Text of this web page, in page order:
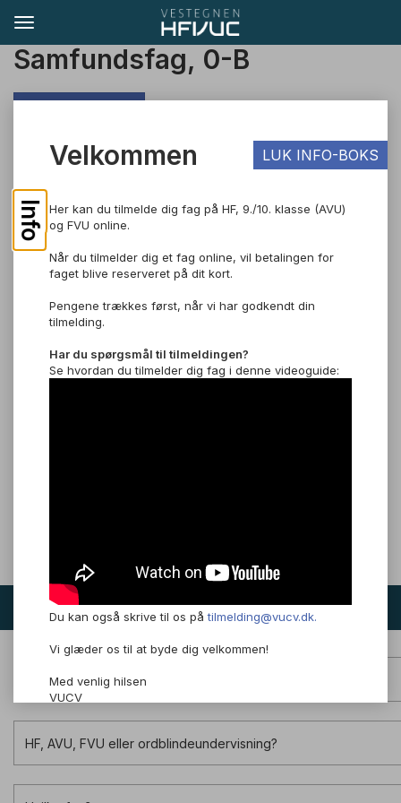
Samfundsfag, 0-B
Pris: DKK 550,00
Om faget
Samfundsfag 0-B handler om danske og internationale
samfundsforhold. Du bliver klædt på, til at have en forståelse
for samfundet, så du kan forholde dig til samfundsudviklingen
Læs mere om faget.
Samfundsfag 0-B afsluttes med en mundtlig eksamen med 24
timers forberedelse, hvor et ukendt bilagsmateriale i et kendt
Tilmeld dig et hold
Holdundervisning eller online undervisning?
HF, AVU, FVU eller ordblindeundervisning?
Info
Velkommen
Her kan du tilmelde dig fag på HF, 9./10. klasse (AVU)
og FVU online.
Når du tilmelder dig et fag online, vil betalingen for
faget blive reserveret på dit kort.
Pengene trækkes først, når vi har godkendt din
tilmelding.
Har du spørgsmål til tilmeldingen?
Se hvordan du tilmelder dig fag i denne videoguide:
Du kan også skrive til os påtilmelding@vucv.dk.
Vi glæder os til at byde dig velkommen!
Med venlig hilsen
VUCV
LUK INFO-BOKS